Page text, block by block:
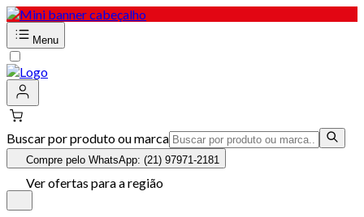
Menu
Buscar por produto ou marca
Compre pelo WhatsApp: (21) 97971-2181
Ver ofertas para a região